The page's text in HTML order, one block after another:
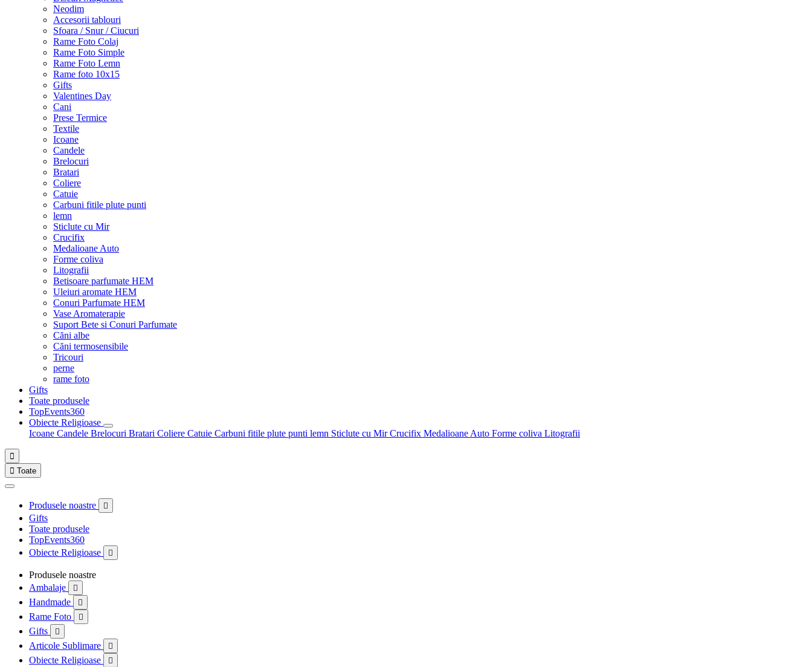
Neodim
Accesorii tablouri
Sfoara / Snur / Ciucuri
Rame Foto Colaj
Rame Foto Simple
Rame Foto Lemn
Rame foto 10x15
Gifts
Valentines Day
Cani
Prese Termice
Textile
Icoane
Candele
Brelocuri
Bratari
Coliere
Catuie
Carbuni fitile plute punti
lemn
Sticlute cu Mir
Crucifix
Medalioane Auto
Forme coliva
Litografii
Betisoare parfumate HEM
Uleiuri aromate HEM
Conuri Parfumate HEM
Vase Aromaterapie
Suport Bete si Conuri Parfumate
Căni albe
Căni termosensibile
Tricouri
perne
rame foto
Gifts
Toate produsele
TopEvents360
Obiecte Religioase
Icoane Candele Brelocuri Bratari Coliere Catuie Carbuni fitile plute punti lemn Sticlute cu MirCrucifix Medalioane Auto Forme coliva Litografii

 Toate
Produsele noastre 
Gifts
Toate produsele
TopEvents360
Obiecte Religioase

Produsele noastre
Ambalaje

Handmade 
Rame Foto 
Gifts 
Articole Sublimare 
Obiecte Religioase 